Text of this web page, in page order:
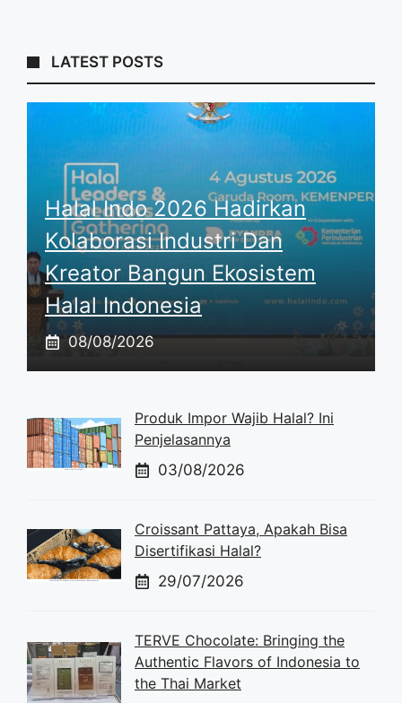
LATEST POSTS
Halal Indo 2026 Hadirkan
Kolaborasi Industri Dan
Kreator Bangun Ekosistem
Halal Indonesia
08/08/2026
Produk Impor Wajib Halal? Ini
Penjelasannya
03/08/2026
Croissant Pattaya, Apakah Bisa
Disertifikasi Halal?
29/07/2026
TERVE Chocolate: Bringing the
Authentic Flavors of Indonesia to
the Thai Market